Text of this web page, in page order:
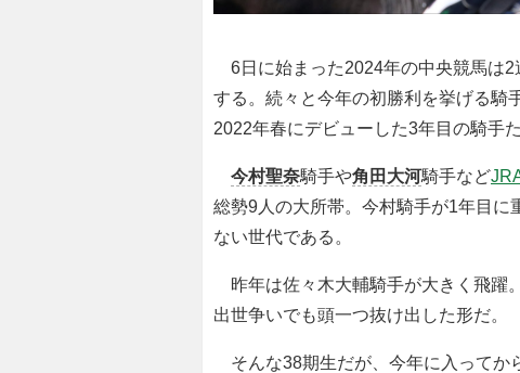
6日に始まった2024年の中央競馬は2
する。続々と今年の初勝利を挙げる騎
2022年春にデビューした3年目の騎手た
今村聖奈騎手や角田大河騎手など
総勢9人の大所帯。今村騎手が1年目
ない世代である。
昨年は佐々木大輔騎手が大きく飛躍
出世争いでも頭一つ抜け出した形だ。
そんな38期生だが、今年に入ってか